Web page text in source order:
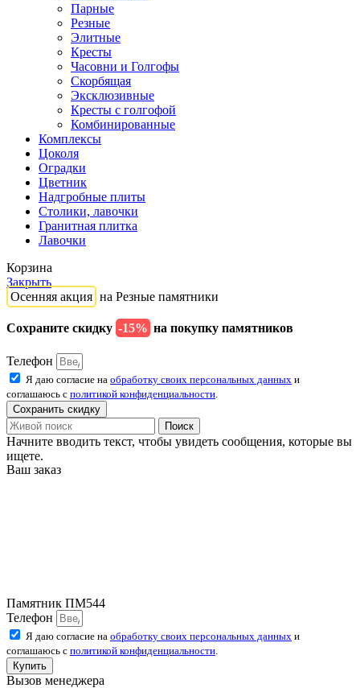
Парные
Резные
Элитные
Кресты
Часовни и Голгофы
Скорбящая
Эксклюзивные
Кресты с голгофой
Комбинированные
Комплексы
Цоколя
Оградки
Цветник
Надгробные плиты
Столики, лавочки
Гранитная плитка
Лавочки
Корзина
Закрыть
Осенняя акция на Резные памятники
Сохраните скидку -15% на покупку памятников
Телефон
Я даю согласие на обработку своих персональных данных и
соглашаюсь с политикой конфиденциальности
Сохранить скидку
Поиск
Начните вводить текст, чтобы увидеть сообщения, которые вы
ищете.
Ваш заказ
Памятник ПМ544
Телефон
Я даю согласие на обработку своих персональных данных и
соглашаюсь с политикой конфиденциальности
Купить
Вызов менеджера